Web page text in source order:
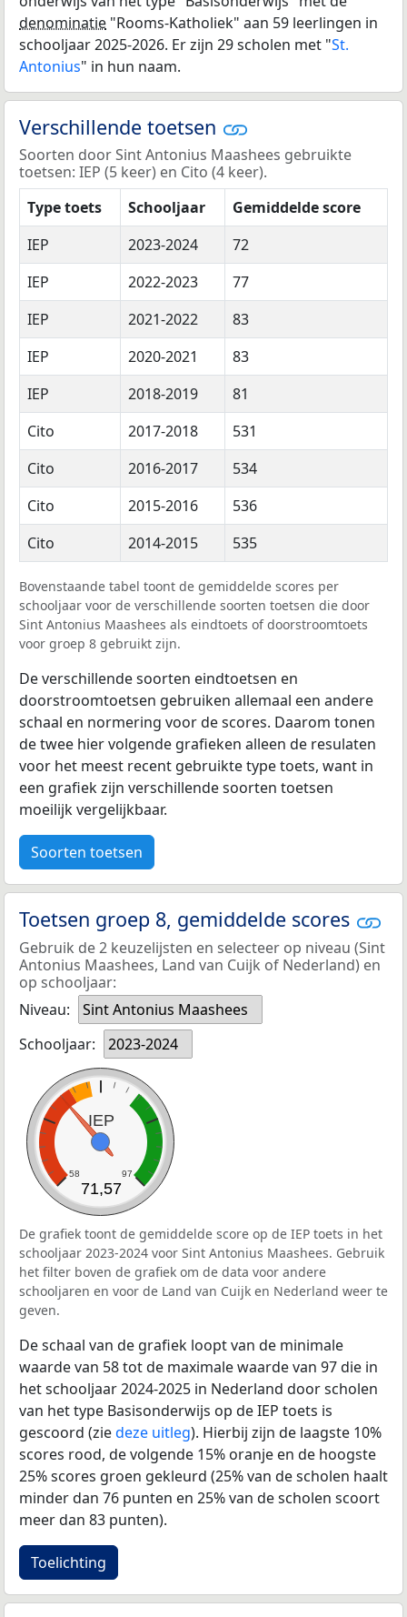
denominatie "Rooms-Katholiek" aan 59 leerlingen in
schooljaar 2025-2026. Er zijn 29 scholen met "St.
Antonius" in hun naam.
Verschillende toetsen
Soorten door Sint Antonius Maashees gebruikte
toetsen: IEP (5 keer) en Cito (4 keer).
Type toets
Schooljaar
Gemiddelde score
IEP
2023-2024
72
IEP
2022-2023
77
IEP
2021-2022
83
IEP
2020-2021
83
IEP
2018-2019
81
Cito
2017-2018
531
Cito
2016-2017
534
Cito
2015-2016
536
Cito
2014-2015 535
Bovenstaande tabel toont de gemiddelde scores per
schooljaar voor de verschillende soorten toetsen die door
Sint Antonius Maashees als eindtoets of doorstroomtoets
voor groep 8 gebruikt zijn.
De verschillende soorten eindtoetsen en
doorstroomtoetsen gebruiken allemaal een andere
schaal en normering voor de scores. Daarom tonen
de twee hier volgende grafieken alleen de resulaten
voor het meest recent gebruikte type toets, want in
een grafiek zijn verschillende soorten toetsen
moeilijk vergelijkbaar.
Soorten toetsen
Toetsen groep 8, gemiddelde scores
Gebruik de 2 keuzelijsten en selecteer op niveau (Sint
Antonius Maashees, Land van Cuijk of Nederland) en
op schooljaar:
Niveau:
Sint Antonius Maashees
Schooljaar:
2023-2024
IEP
58 97
71,57
De grafiek toont de gemiddelde score op de IEP toets in het
schooljaar 2023-2024 voor Sint Antonius Maashees. Gebruik
het filter boven de grafiek om de data voor andere
schooljaren en voor de Land van Cuijk en Nederland weer te
geven.
De schaal van de grafiek loopt van de minimale
waarde van 58 tot de maximale waarde van 97 die in
het schooljaar 2024-2025 in Nederland door scholen
van het type Basisonderwijs op de IEP toets is
gescoord (ziedeze uitleg). Hierbij zijn de laagste 10%
scores rood, de volgende 15% oranje en de hoogste
25% scores groen gekleurd (25% van de scholen haalt
minder dan 76 punten en 25% van de scholen scoort
meer dan 83 punten).
Toelichting